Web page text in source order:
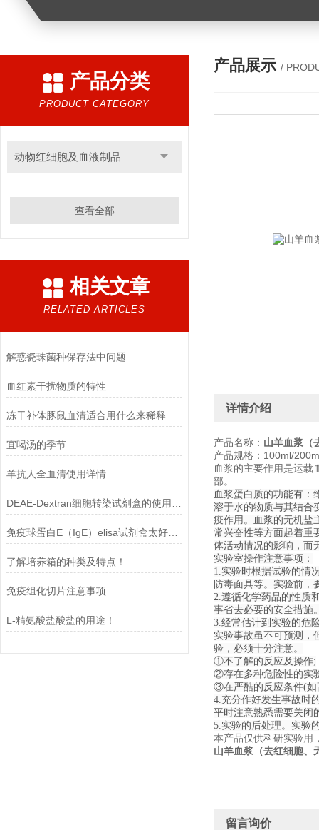
产品分类
PRODUCT CATEGORY
动物红细胞及血液制品
查看全部
相关文章
RELATED ARTICLES
解惑瓷珠菌种保存法中问题
血红素干扰物质的特性
冻干补体豚鼠血清适合用什么来稀释
宜喝汤的季节
羊抗人全血清使用详情
免疫球蛋白E（IgE）elisa试剂盒太好用啦
了解培养箱的种类及特点！
免疫组化切片注意事项
L-精氨酸盐酸盐的用途！
产品展示 /
详情介绍
产品名称： 山羊血浆（
产品规格：100ml/
血浆的主要作用是运载
部。
血浆蛋白质的功能有：
溶于水的物质与其结合
疫作用。血浆的无机盐
常兴奋性等方面起着重
体活动情况的影响，而
实验室操作注意事项：
1.实验时根据试验的情
防毒面具等。实验前，
2.遵循化学药品的性质
事省去必要的安全措施
3.经常估计到实验的危
实验事故虽不可预测，
验，必须十分注意。
①不了解的反应及操作;
②存在多种危险性的实
③在严酷的反应条件(如
4.充分作好发生事故时
平时注意熟悉需要关闭
5.实验的后处理。实验
本产品仅供科研实验用
山羊血浆（去红细胞、
留言询价